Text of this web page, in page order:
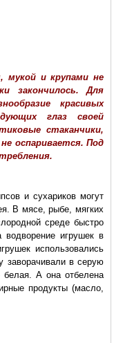
мукой и крупами не
закончилось. Для
красивых
глаз своей
стаканчики,
оспаривается. Под
и сухариков могут
В мясе, рыбе, мягких
среде быстро
водворение игрушек в
использовались
заворачивали в серую
белая. А она отбелена
продукты (масло,